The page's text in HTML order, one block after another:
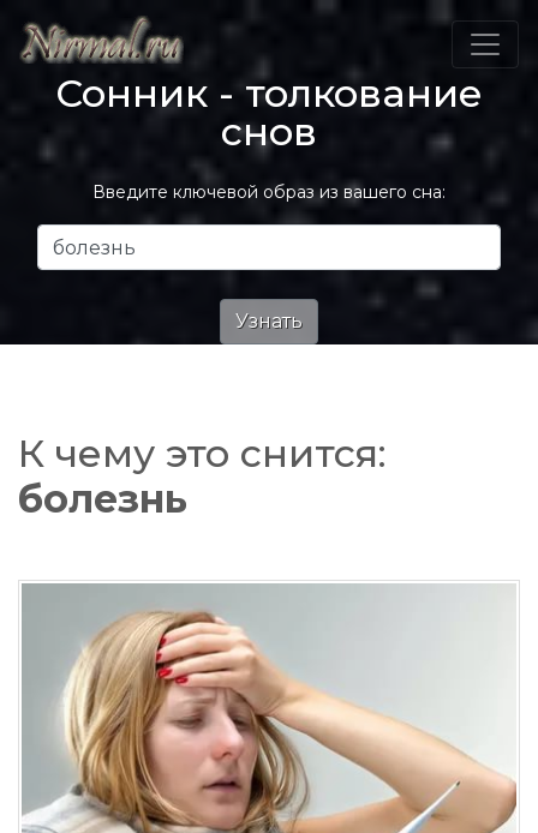
Сонник - толкование
снов
Введите ключевой образ из вашего сна:
К чему это снится:
болезнь